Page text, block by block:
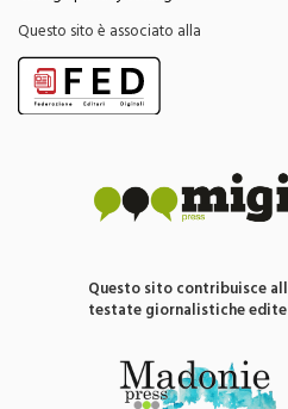
Change privacy settings
Questo sito è associato alla
Questo sito contribuisce